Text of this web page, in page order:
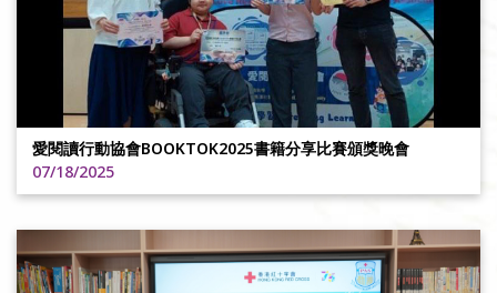
愛閱讀行動協會BOOKTOK2025書籍分享比賽頒獎晚會
07/18/2025